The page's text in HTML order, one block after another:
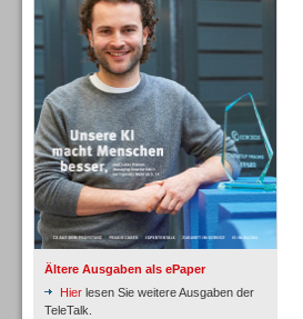
Ältere Ausgaben als ePaper
Hier lesen Sie weitere Ausgaben der
TeleTalk.
Inbound